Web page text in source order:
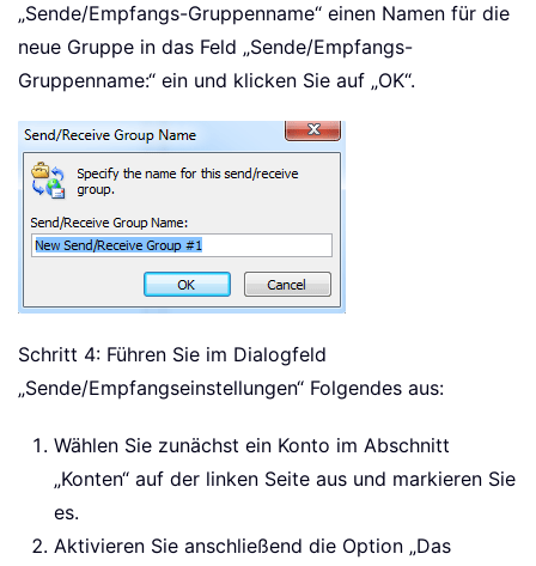
„Sende/Empfangs-Gruppenname“ einen Namen für die
neue Gruppe in das Feld „Sende/Empfangs-
Gruppenname:“ ein und klicken Sie auf „OK“.
Schritt 4: Führen Sie im Dialogfeld
„Sende/Empfangseinstellungen“ Folgendes aus:
Wählen Sie zunächst ein Konto im Abschnitt
„Konten“ auf der linken Seite aus und markieren Sie
es.
Aktivieren Sie anschließend die Option „Das